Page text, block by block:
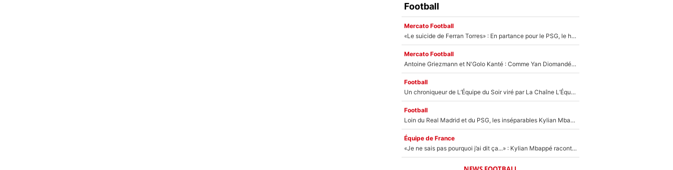
Football
Mercato Football
«Le suicide de Ferran Torres» : En partance pour le PSG, le héros de la finale de la Coupe du monde s'attire les foudres de la presse espagnole !
Mercato Football
Antoine Griezmann et N'Golo Kanté : Comme Yan Diomandé, les deux champions du monde ont refusé de signer au PSG !
Football
Un chroniqueur de L’Équipe du Soir viré par La Chaîne L’Équipe : Même Olivier Ménard n’avait pas pu empêcher son départ, «je l’ai appris sur Twitter, je l’ai vécu assez mal»
Football
Loin du Real Madrid et du PSG, les inséparables Kylian Mbappé et Achraf Hakimi changent d'équipe le temps d'une journée !
Équipe de France
«Je ne sais pas pourquoi j’ai dit ça...» : Kylian Mbappé raconte sa première rencontre avec Zinédine Zidane (et c’est très drôle)